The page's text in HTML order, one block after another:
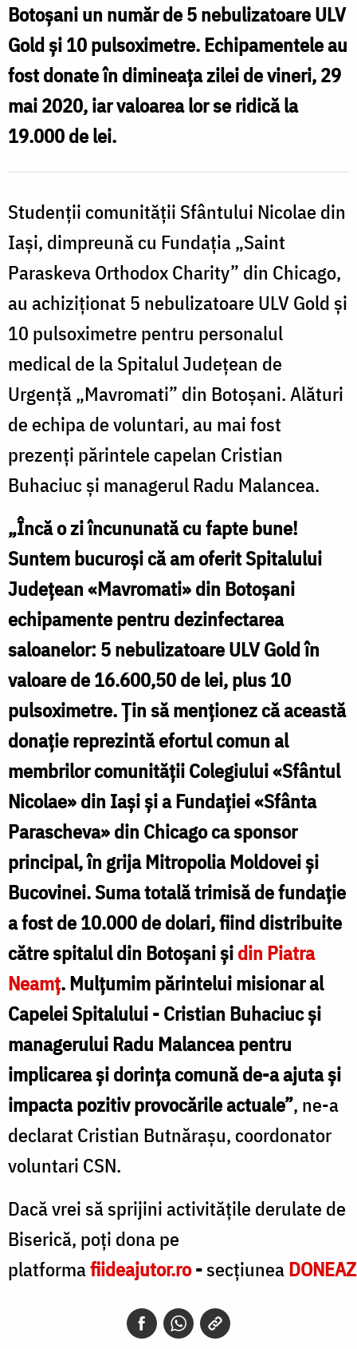
partea
Colegiului
„Sfântul
Nicolae”
și
„Sfânta
Parascheva”
Chicago
Botoșani un număr de 5 nebulizatoare ULV
Gold și 10 pulsoximetre. Echipamentele au
fost donate în dimineața zilei de vineri, 29
mai 2020, iar valoarea lor se ridică la
19.000 de lei.
Studenții comunității Sfântului Nicolae din
Iași, dimpreună cu Fundația „Saint
Paraskeva Orthodox Charity” din Chicago,
au achiziționat 5 nebulizatoare ULV Gold și
10 pulsoximetre pentru personalul
medical de la Spitalul Județean de
Urgență „Mavromati” din Botoșani. Alături
de echipa de voluntari, au mai fost
prezenți părintele capelan Cristian
Buhaciuc și managerul Radu Malancea.
„Încă o zi încununată cu fapte bune!
Suntem bucuroși că am oferit Spitalului
Județean«Mavromati»din Botoșani
echipamente pentru dezinfectarea
saloanelor: 5 nebulizatoare ULV Gold în
valoare de 16.600,50 de lei, plus 10
pulsoximetre. Țin să menționez că această
donație reprezintă efortul comun al
membrilor comunității Colegiului«Sfântul
Nicolae»din Iași și a Fundației«Sfânta
Parascheva»din Chicago ca sponsor
principal, în grija Mitropolia Moldovei și
Bucovinei. Suma totală trimisă de fundație
a fost de 10.000 de dolari, fiind distribuite
către spitalul din Botoșani șidin Piatra
Neamț. Mulțumim părintelui misionar al
Capelei Spitalului - Cristian Buhaciuc și
managerului Radu Malancea pentru
implicarea și dorința comună de-a ajuta și
impacta pozitiv provocările actuale”, ne-a
declarat Cristian Butnărașu, coordonator
voluntari CSN.
Dacă vrei să sprijini activitățile derulate de
Biserică, poți dona pe
platformafiideajutor.ro-secțiunea